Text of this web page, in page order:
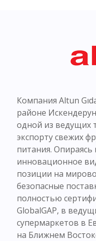
Компания Altun
районе
одной из ведущих
экспорту свежих
питания.
инновационное
позиции на
безопасные
полностью
GlobalGAP, в
супермаркетов в
на Ближнем